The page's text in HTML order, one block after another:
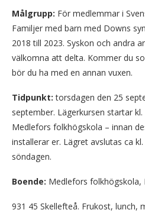
Målgrupp: För medlemmar i
Familjer med barn med Downs
2018 till 2023. Syskon och andra
välkomna att delta. Kommer du
bör du ha med en annan vuxen.
Tidpunkt:torsdagen den 25
september. Lägerkursen startar
Medlefors folkhögskola – innan
installerar er. Lägret avslutas ca
söndagen.
Boende: Medlefors folkhögskola,
931 45 Skellefteå. Frukost, lunch,